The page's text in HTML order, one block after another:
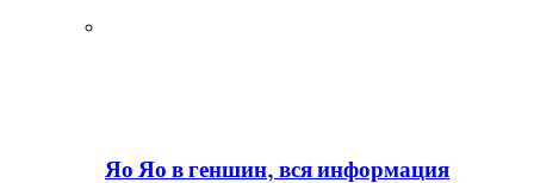
Яо Яо в геншин, вся информация